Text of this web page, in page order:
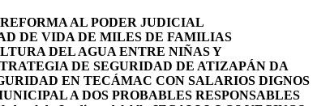
AL PODER JUDICIAL
DE VIDA DE MILES DE FAMILIAS
DEL AGUA ENTRE NIÑAS Y
DE SEGURIDAD DE ATIZAPÁN DA
EN TECÁMAC CON SALARIOS DIGNOS
A DOS PROBABLES RESPONSABLES